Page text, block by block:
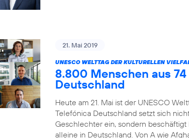
21. Mai 2019
UNESCO WELTTAG DER KULTURELLEN
8.800 Menschen aus
Deutschland
Heute am 21. Mai ist der UNESCO
Telefónica Deutschland setzt sich
Geschlechter ein, sondern
alleine in Deutschland. Von A wie